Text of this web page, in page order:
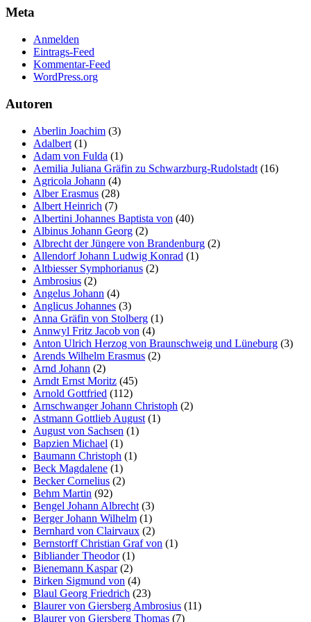
Meta
Anmelden
Eintrags-Feed
Kommentar-Feed
WordPress.org
Autoren
Aberlin Joachim (3)
Adalbert (1)
Adam von Fulda (1)
Aemilia Juliana Gräfin zu Schwarzburg-Rudolstadt (16)
Agricola Johann (4)
Alber Erasmus (28)
Albert Heinrich (7)
Albertini Johannes Baptista von (40)
Albinus Johann Georg (2)
Albrecht der Jüngere von Brandenburg (2)
Allendorf Johann Ludwig Konrad (1)
Altbiesser Symphorianus (2)
Ambrosius (2)
Angelus Johann (4)
Anglicus Johannes (3)
Anna Gräfin von Stolberg (1)
Annwyl Fritz Jacob von (4)
Anton Ulrich Herzog von Braunschweig und Lüneburg (3)
Arends Wilhelm Erasmus (2)
Arnd Johann (2)
Arndt Ernst Moritz (45)
Arnold Gottfried (112)
Arnschwanger Johann Christoph (2)
Astmann Gottlieb August (1)
August von Sachsen (1)
Bapzien Michael (1)
Baumann Christoph (1)
Beck Magdalene (1)
Becker Cornelius (2)
Behm Martin (92)
Bengel Johann Albrecht (3)
Berger Johann Wilhelm (1)
Bernhard von Clairvaux (2)
Bernstorff Christian Graf von (1)
Bibliander Theodor(1)
Bienemann Kaspar(2)
Birken Sigmund von (4)
Blaul Georg Friedrich (23)
Blaurer von Giersberg Ambrosius (11)
Blaurer von Giersberg Thomas (7)